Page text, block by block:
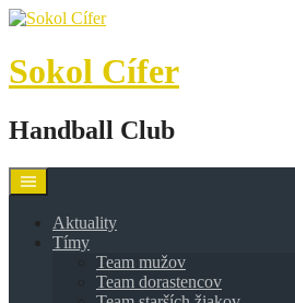
Skip
content
Sokol Cífer
Handball Club
Aktuality
Tímy
Team mužov
Team dorastencov